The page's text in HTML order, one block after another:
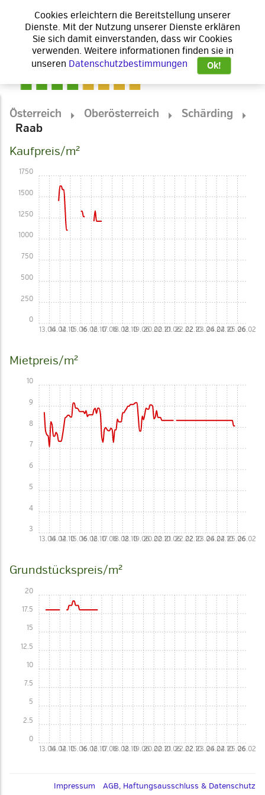
Österreich Oberösterreich
Schärding
Raab
Kaufpreis/m²
13.0614.0214.1015.0616.0216.1017.0618.0218.1019.0620.0220.1021.0622.0222.1023.0624.0224.1025.0626.02
0
250
500
750
1000
1250
1500
1750
Mietpreis/m²
13.0614.0214.1015.0616.0216.1017.0618.0218.1019.0620.0220.1021.0622.0222.1023.0624.0224.1025.0626.02
3
4
5
6
7
8
9
10
Grundstückspreis/m²
13.0614.0214.1015.0616.0216.1017.0618.0218.1019.0620.0220.1021.0622.0222.1023.0624.0224.1025.0626.02
0
2.5
5
7.5
10
12.5
15
17.5
20
Impressum AGB, Haftungsausschluss & Datenschutz
Cookies erleichtern die Bereitstellung unserer
Dienste. Mit der Nutzung unserer Dienste erklären
Sie sich damit einverstanden, dass wir Cookies
verwenden. Weitere informationen finden sie in
unseren Datenschutzbestimmungen Ok!